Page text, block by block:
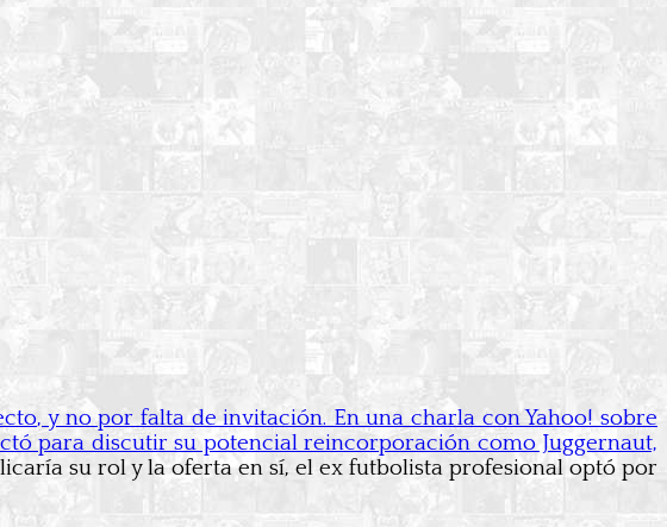
y no por falta de invitación. En una charla con Yahoo! sobre
para discutir su potencial reincorporación como Juggernaut,
su rol y la oferta en sí, el ex futbolista profesional optó por